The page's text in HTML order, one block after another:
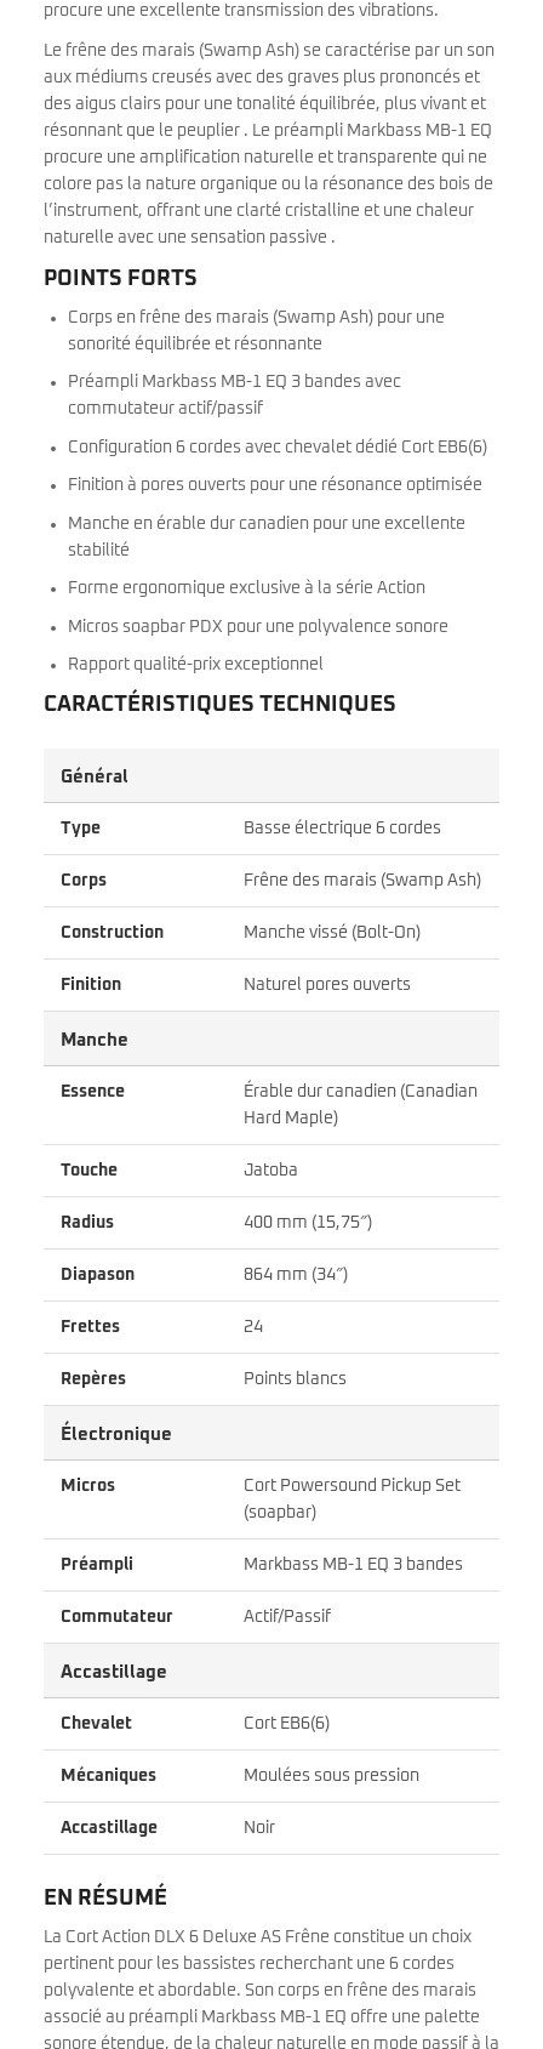
procure une excellente transmission des vibrations.
Le frêne des marais (Swamp Ash) se caractérise par un son
aux médiums creusés avec des graves plus prononcés et
des aigus clairs pour une tonalité équilibrée, plus vivant et
résonnant que le peuplier . Le préampli Markbass MB-1 EQ
procure une amplification naturelle et transparente qui ne
colore pas la nature organique ou la résonance des bois de
l’instrument, offrant une clarté cristalline et une chaleur
naturelle avec une sensation passive .
POINTS FORTS
Corps en frêne des marais (Swamp Ash) pour une
sonorité équilibrée et résonnante
Préampli Markbass MB-1 EQ 3 bandes avec
commutateur actif/passif
Configuration 6 cordes avec chevalet dédié Cort EB6(6)
Finition à pores ouverts pour une résonance optimisée
Manche en érable dur canadien pour une excellente
stabilité
Forme ergonomique exclusive à la série Action
Micros soapbar PDX pour une polyvalence sonore
Rapport qualité-prix exceptionnel
CARACTÉRISTIQUES TECHNIQUES
Général
Type Basse électrique 6 cordes
Corps Frêne des marais (Swamp Ash)
Construction Manche vissé (Bolt-On)
Finition Naturel pores ouverts
Manche
Essence
Érable dur canadien (Canadian
Hard Maple)
Touche Jatoba
Radius 400 mm (15,75″)
Diapason 864 mm (34″)
Frettes 24
Repères Points blancs
Électronique
Micros
Cort Powersound Pickup Set
(soapbar)
Préampli Markbass MB-1 EQ 3 bandes
Commutateur Actif/Passif
Accastillage
Chevalet Cort EB6(6)
Mécaniques Moulées sous pression
Accastillage Noir
EN RÉSUMÉ
La Cort Action DLX 6 Deluxe AS Frêne constitue un choix
pertinent pour les bassistes recherchant une 6 cordes
polyvalente et abordable. Son corps en frêne des marais
associé au préampli Markbass MB-1 EQ offre une palette
sonore étendue, de la chaleur naturelle en mode passif à la